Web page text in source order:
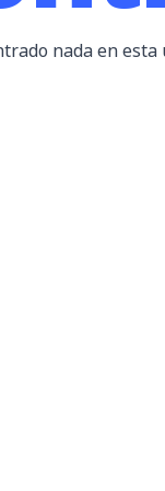
nada en esta